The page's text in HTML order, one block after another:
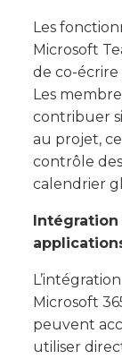
Les
Microsoft
de co-
Les
contribuer
au projet,
contrôle
calendrier
Intégration
Microsoft
peuvent
utiliser